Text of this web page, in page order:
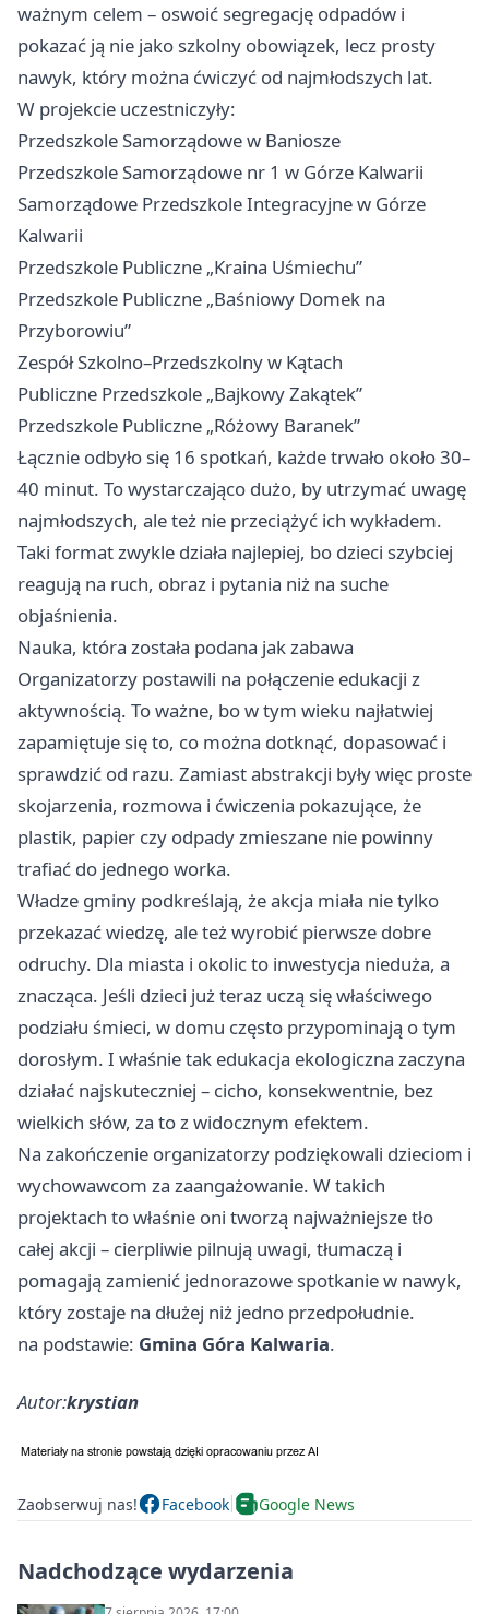
ważnym celem – oswoić segregację odpadów i
pokazać ją nie jako szkolny obowiązek, lecz prosty
nawyk, który można ćwiczyć od najmłodszych lat.
W projekcie uczestniczyły:
Przedszkole Samorządowe w Baniosze
Przedszkole Samorządowe nr 1 w Górze Kalwarii
Samorządowe Przedszkole Integracyjne w Górze
Kalwarii
Przedszkole Publiczne „Kraina Uśmiechu”
Przedszkole Publiczne „Baśniowy Domek na
Przyborowiu”
Zespół Szkolno–Przedszkolny w Kątach
Publiczne Przedszkole „Bajkowy Zakątek”
Przedszkole Publiczne „Różowy Baranek”
Łącznie odbyło się 16 spotkań, każde trwało około 30–
40 minut. To wystarczająco dużo, by utrzymać uwagę
najmłodszych, ale też nie przeciążyć ich wykładem.
Taki format zwykle działa najlepiej, bo dzieci szybciej
reagują na ruch, obraz i pytania niż na suche
objaśnienia.
Nauka, która została podana jak zabawa
Organizatorzy postawili na połączenie edukacji z
aktywnością. To ważne, bo w tym wieku najłatwiej
zapamiętuje się to, co można dotknąć, dopasować i
sprawdzić od razu. Zamiast abstrakcji były więc proste
skojarzenia, rozmowa i ćwiczenia pokazujące, że
plastik, papier czy odpady zmieszane nie powinny
trafiać do jednego worka.
Władze gminy podkreślają, że akcja miała nie tylko
przekazać wiedzę, ale też wyrobić pierwsze dobre
odruchy. Dla miasta i okolic to inwestycja nieduża, a
znacząca. Jeśli dzieci już teraz uczą się właściwego
podziału śmieci, w domu często przypominają o tym
dorosłym. I właśnie tak edukacja ekologiczna zaczyna
działać najskuteczniej – cicho, konsekwentnie, bez
wielkich słów, za to z widocznym efektem.
Na zakończenie organizatorzy podziękowali dzieciom i
wychowawcom za zaangażowanie. W takich
projektach to właśnie oni tworzą najważniejsze tło
całej akcji – cierpliwie pilnują uwagi, tłumaczą i
pomagają zamienić jednorazowe spotkanie w nawyk,
który zostaje na dłużej niż jedno przedpołudnie.
na podstawie: Gmina Góra Kalwaria.
Autor:krystian
Zaobserwuj nas! Facebook Google News
Nadchodzące wydarzenia